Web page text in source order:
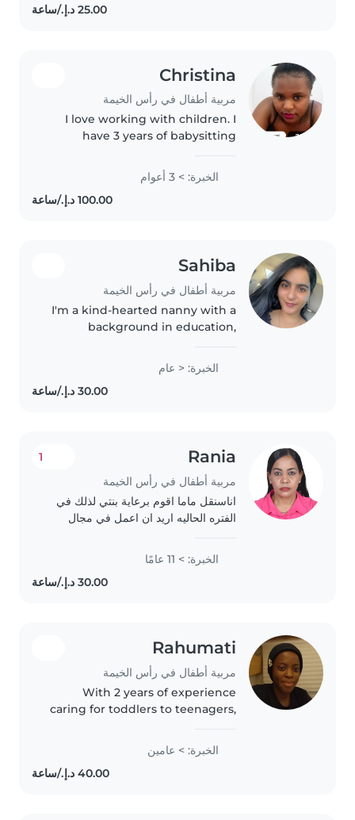
and attentive with children..
Christina
مربية أطفال في رأس الخيمة
I love working with children. I
have 3 years of babysitting
babies and toddlers. I also have
experience with children with
special needs, particularly,
الخبرة: > 3 أعوام
Sahiba
مربية أطفال في رأس الخيمة
I'm a kind-hearted nanny with a
background in education,
young minds through creative
activities. I thrive in warm,
engaging environments and
الخبرة: < عام
Rania
مربية أطفال في رأس الخيمة
1
اناسنقل ماما اقوم برعاية بنتي لذلك في
الفتره الحاليه اريد ان اعمل في مجال
عائلة الطفل من يوم الاثنين الي الجمعه،
اذا أسرة الطفل تود الحضاره لي..
الخبرة: > 11 عامًا
Rahumati
مربية أطفال في رأس الخيمة
With 2 years of experience
caring for toddlers to teenagers,
friendly nanny who loves
making learning fun through
reading, music, and games. As a
الخبرة: > عامين